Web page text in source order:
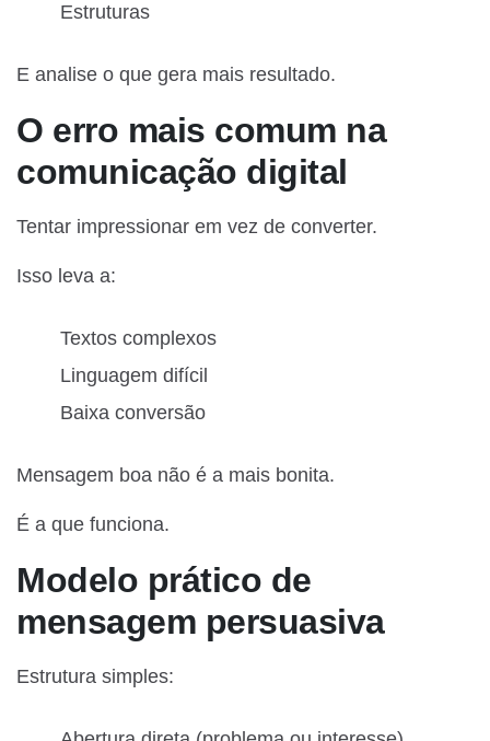
Estruturas
E analise o que gera mais resultado.
O erro mais comum na
comunicação digital
Tentar impressionar em vez de converter.
Isso leva a:
Textos complexos
Linguagem difícil
Baixa conversão
Mensagem boa não é a mais bonita.
É a que funciona.
Modelo prático de
mensagem persuasiva
Estrutura simples: